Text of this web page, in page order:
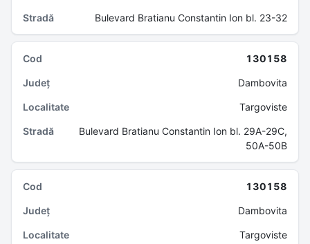
Bulevard Bratianu Constantin Ion bl. 23-32
130158
Dambovita
Targoviste
Bulevard Bratianu Constantin Ion bl. 29A-29C,
50A-50B
130158
Dambovita
Targoviste